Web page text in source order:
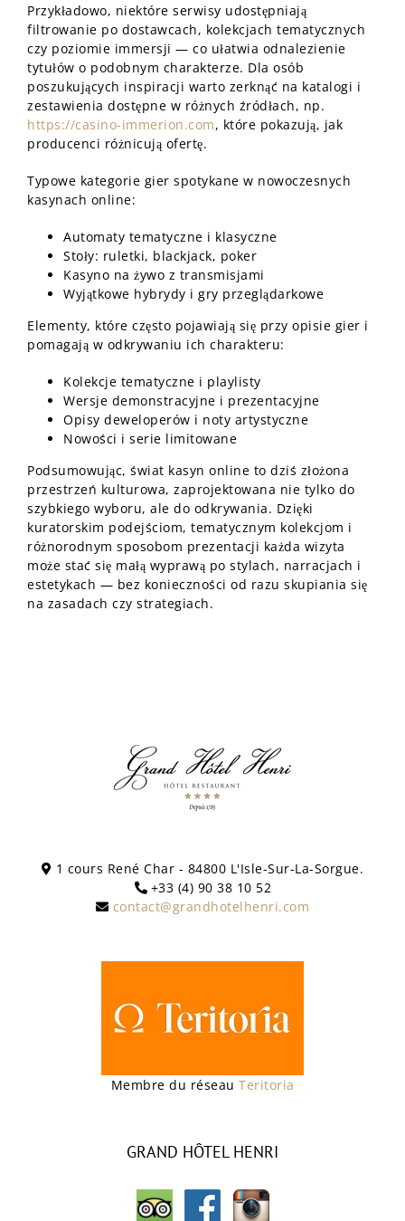
Przykładowo, niektóre serwisy udostępniają
filtrowanie po dostawcach, kolekcjach tematycznych
czy poziomie immersji — co ułatwia odnalezienie
tytułów o podobnym charakterze. Dla osób
poszukujących inspiracji warto zerknąć na katalogi i
zestawienia dostępne w różnych źródłach, np.
https://casino-immerion.com, które pokazują, jak
producenci różnicują ofertę.
Typowe kategorie gier spotykane w nowoczesnych
kasynach online:
Automaty tematyczne i klasyczne
Stoły: ruletki, blackjack, poker
Kasyno na żywo z transmisjami
Wyjątkowe hybrydy i gry przeglądarkowe
Elementy, które często pojawiają się przy opisie gier i
pomagają w odkrywaniu ich charakteru:
Kolekcje tematyczne i playlisty
Wersje demonstracyjne i prezentacyjne
Opisy deweloperów i noty artystyczne
Nowości i serie limitowane
Podsumowując, świat kasyn online to dziś złożona
przestrzeń kulturowa, zaprojektowana nie tylko do
szybkiego wyboru, ale do odkrywania. Dzięki
kuratorskim podejściom, tematycznym kolekcjom i
różnorodnym sposobom prezentacji każda wizyta
może stać się małą wyprawą po stylach, narracjach i
estetykach — bez konieczności od razu skupiania się
na zasadach czy strategiach.
1 cours René Char - 84800 L'Isle-Sur-La-Sorgue.
+33 (4) 90 38 10 52
contact@grandhotelhenri.com
Membre du réseau Teritoria
GRAND HÔTEL HENRI